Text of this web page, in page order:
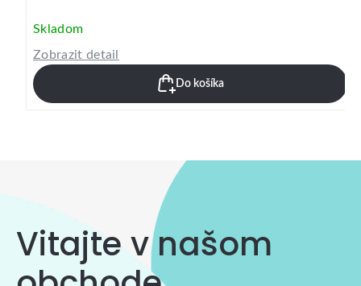
Skladom
Zobrazit detail
Do košíka
Vitajte v našom